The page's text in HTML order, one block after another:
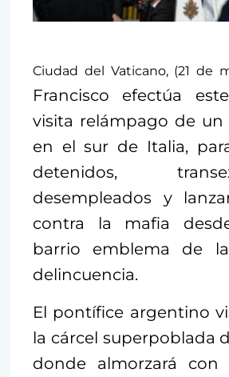
Ciudad del Vaticano, (21 de
Francisco efectúa
visita relámpago de un
en el sur de Italia,
detenidos,
desempleados y
contra la mafia
barrio emblema de
delincuencia.
El pontífice argentino
la cárcel superpoblada
donde almorzará con